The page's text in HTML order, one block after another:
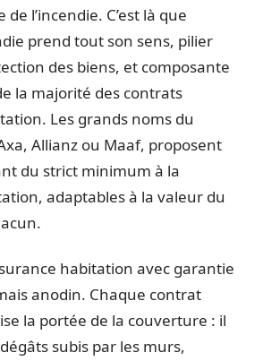
l’incendie. C’est là que
prend tout son sens, pilier
des biens, et composante
la majorité des contrats
Les grands noms du
Allianz ou Maaf, proposent
du strict minimum à la
adaptables à la valeur du
habitation avec garantie
anodin. Chaque contrat
la portée de la couverture : il
subis par les murs,